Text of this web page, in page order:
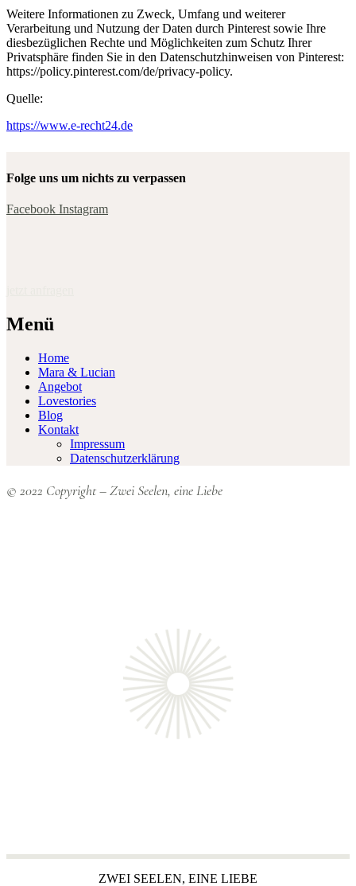
Weitere Informationen zu Zweck, Umfang und weiterer
Verarbeitung und Nutzung der Daten durch Pinterest sowie Ihre
diesbezüglichen Rechte und Möglichkeiten zum Schutz Ihrer
Privatsphäre finden Sie in den Datenschutzhinweisen von Pinterest:
https://policy.pinterest.com/de/privacy-policy.
Quelle:
https://www.e-recht24.de
Folge uns um nichts zu verpassen
Facebook Instagram
Menü
Home
Mara & Lucian
Angebot
Lovestories
Blog
Kontakt
Impressum
Datenschutzerklärung
© 2022 Copyright – Zwei Seelen, eine Liebe
ZWEI SEELEN, EINE LIEBE